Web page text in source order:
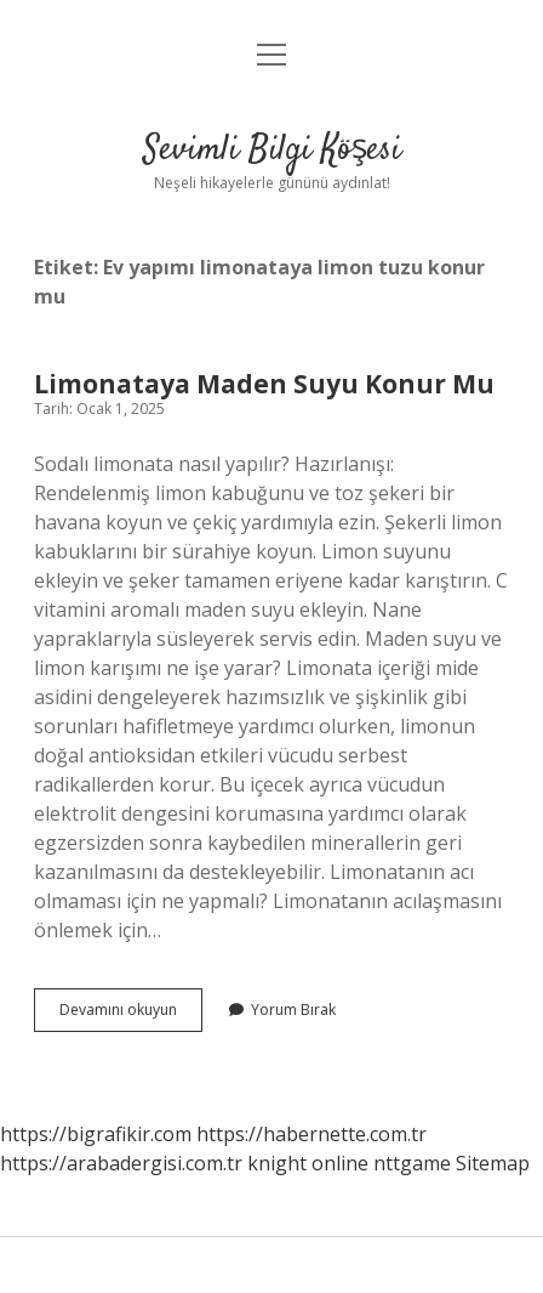
Anasayfa
Yasal Uyarı
menüyü
Sevimli Bilgi Köşesi
Neşeli hikayelerle gününü aydınlat!
Etiket: Ev yapımı limonataya limon tuzu konur
mu
Limonataya Maden Suyu Konur Mu
Tarih: Ocak 1, 2025
Sodalı limonata nasıl yapılır? Hazırlanışı:
Rendelenmiş limon kabuğunu ve toz şekeri bir
havana koyun ve çekiç yardımıyla ezin. Şekerli limon
kabuklarını bir sürahiye koyun. Limon suyunu
ekleyin ve şeker tamamen eriyene kadar karıştırın. C
vitamini aromalı maden suyu ekleyin. Nane
yapraklarıyla süsleyerek servis edin. Maden suyu ve
limon karışımı ne işe yarar? Limonata içeriği mide
asidini dengeleyerek hazımsızlık ve şişkinlik gibi
sorunları hafifletmeye yardımcı olurken, limonun
doğal antioksidan etkileri vücudu serbest
radikallerden korur. Bu içecek ayrıca vücudun
elektrolit dengesini korumasına yardımcı olarak
egzersizden sonra kaybedilen minerallerin geri
kazanılmasını da destekleyebilir. Limonatanın acı
olmaması için ne yapmalı? Limonatanın acılaşmasını
önlemek için…
Devamını okuyun Limonataya
Maden
Yorum Bırak
https://bigrafikir.com https://habernette.com.tr
https://arabadergisi.com.tr knight online nttgame Sitemap